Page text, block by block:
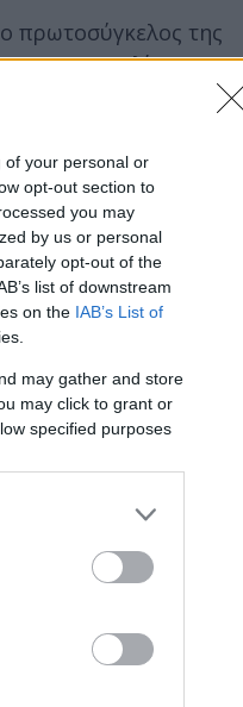
of your personal or
opt-out section to
you may
by us or personal
opt-out of the
list of downstream
on the IAB’s List of
may gather and store
may click to grant or
specified purposes
πρωτοσύγκελος της
µμητροπολίτη
ενός προσώπου
θρόνο διεκδικεί
εκλογίμων.